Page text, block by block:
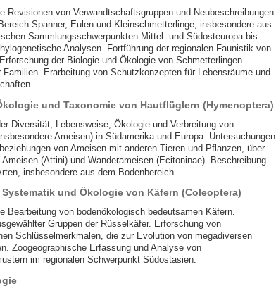
Revisionen von Verwandtschaftsgruppen und Neubeschreibungen
Spanner, Eulen und Kleinschmetterlinge, insbesondere aus
Sammlungsschwerpunkten Mittel- und Südosteuropa bis
Analysen. Fortführung der regionalen Faunistik von
der Biologie und Ökologie von Schmetterlingen
Familien. Erarbeitung von Schutzkonzepten für Lebensräume und
und Taxonomie von Hautflüglern (Hymenoptera)
Diversität, Lebensweise, Ökologie und Verbreitung von
Ameisen) in Südamerika und Europa. Untersuchungen
von Ameisen mit anderen Tieren und Pflanzen, über
(Attini) und Wanderameisen (Ecitoninae). Beschreibung
insbesondere aus dem Bodenbereich.
Systematik und Ökologie von Käfern (Coleoptera)
Bearbeitung von bodenökologisch bedeutsamen Käfern.
Gruppen der Rüsselkäfer. Erforschung von
Schlüsselmerkmalen, die zur Evolution von megadiversen
Zoogeographische Erfassung und Analyse von
im regionalen Schwerpunkt Südostasien.